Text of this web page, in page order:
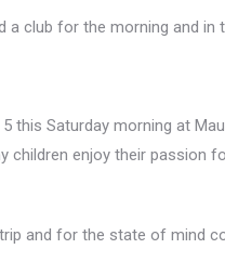
club for the morning and in
this Saturday morning at
enjoy their passion
and for the state of mind